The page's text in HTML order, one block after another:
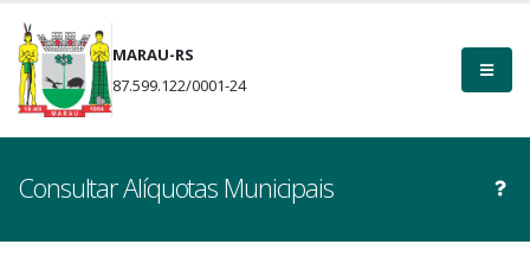
MARAU-RS
87.599.122/0001-24
Consultar Alíquotas Municipais